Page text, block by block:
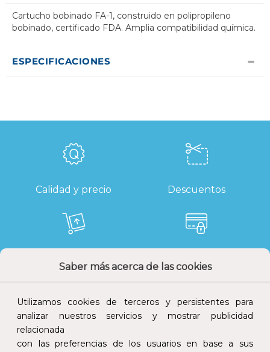
Saber más acerca de las cookies
Utilizamos cookies de terceros y persistentes para
analizar nuestros servicios y mostrar publicidad
relacionada
con las preferencias de los usuarios en base a sus
Cartucho bobinado FA-1, construido en polipropileno
bobinado, certificado FDA. Amplia compatibilidad química.
ESPECIFICACIONES
Calidad y precio Descuentos
Devoluciones Pago seguro
Atención al cliente